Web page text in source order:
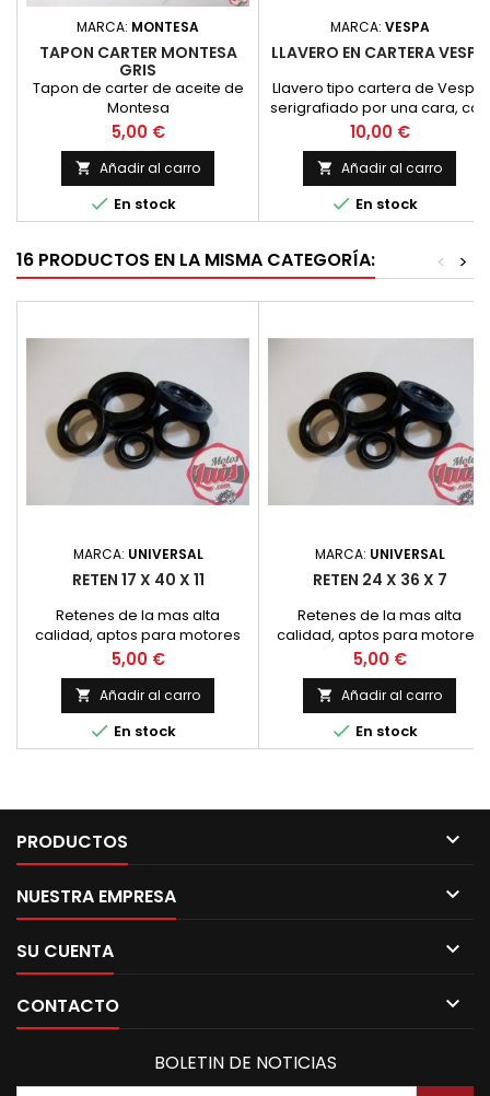
MARCA: MONTESA
TAPON CARTER MONTESA
GRIS
Tapon de carter de aceite de
Montesa
Precio
5,00 €
 Añadir al carro
 En stock
MARCA: VESPA
LLAVERO EN CARTERA VESPA
Llavero tipo cartera de Vespa,
serigrafiado por una cara, con
anillas y bolsillos
Precio
10,00 €
 Añadir al carro
 En stock
16 PRODUCTOS EN LA MISMA CATEGORÍA: >
<
MARCA: UNIVERSAL
RETEN 17 X 40 X 11
Retenes de la mas alta
calidad, aptos para motores
de dos y cuatro tiempos.
Nuevos.
Precio
5,00 €
 Añadir al carro
 En stock
MARCA: UNIVERSAL
RETEN 24 X 36 X 7
Retenes de la mas alta
calidad, aptos para motores
de dos y cuatro tiempos.
Nuevos.
Precio
5,00 €
 Añadir al carro
 En stock
PRODUCTOS 
NUESTRA EMPRESA 
SU CUENTA 
CONTACTO 
BOLETIN DE NOTICIAS